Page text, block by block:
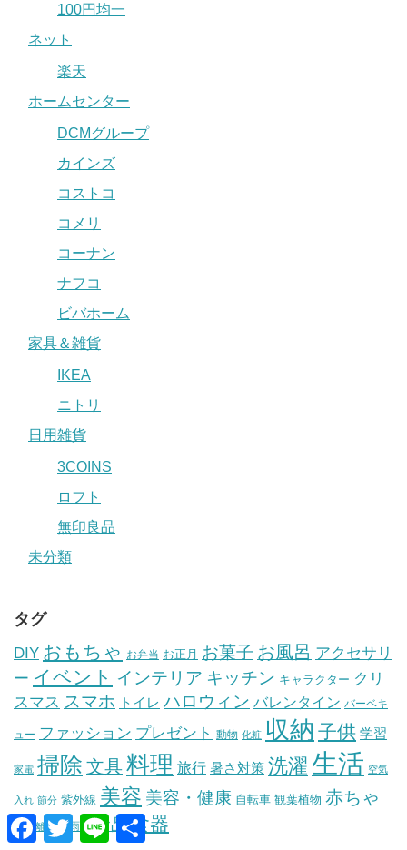
100円均一
ネット
楽天
ホームセンター
DCMグループ
カインズ
コストコ
コメリ
コーナン
ナフコ
ビバホーム
家具＆雑貨
IKEA
ニトリ
日用雑貨
3COINS
ロフト
無印良品
未分類
タグ
DIY おもちゃ お弁当 お正月 お菓子 お風呂 アクセサリ
ー イベント インテリア キッチン キャラクター クリ
スマス スマホ トイレ ハロウィン バレンタイン バーベキ
ュー ファッション プレゼント 動物 化粧 収納 子供 学習
家電 掃除 文具料理 旅行 暑さ対策 洗濯 生活 空気
入れ 節分 紫外線 美容 美容・健康 自転車 観葉植物 赤ちゃ
ん 離乳食 雨具 食品 食器
F
a
T
w
L
i
共
有